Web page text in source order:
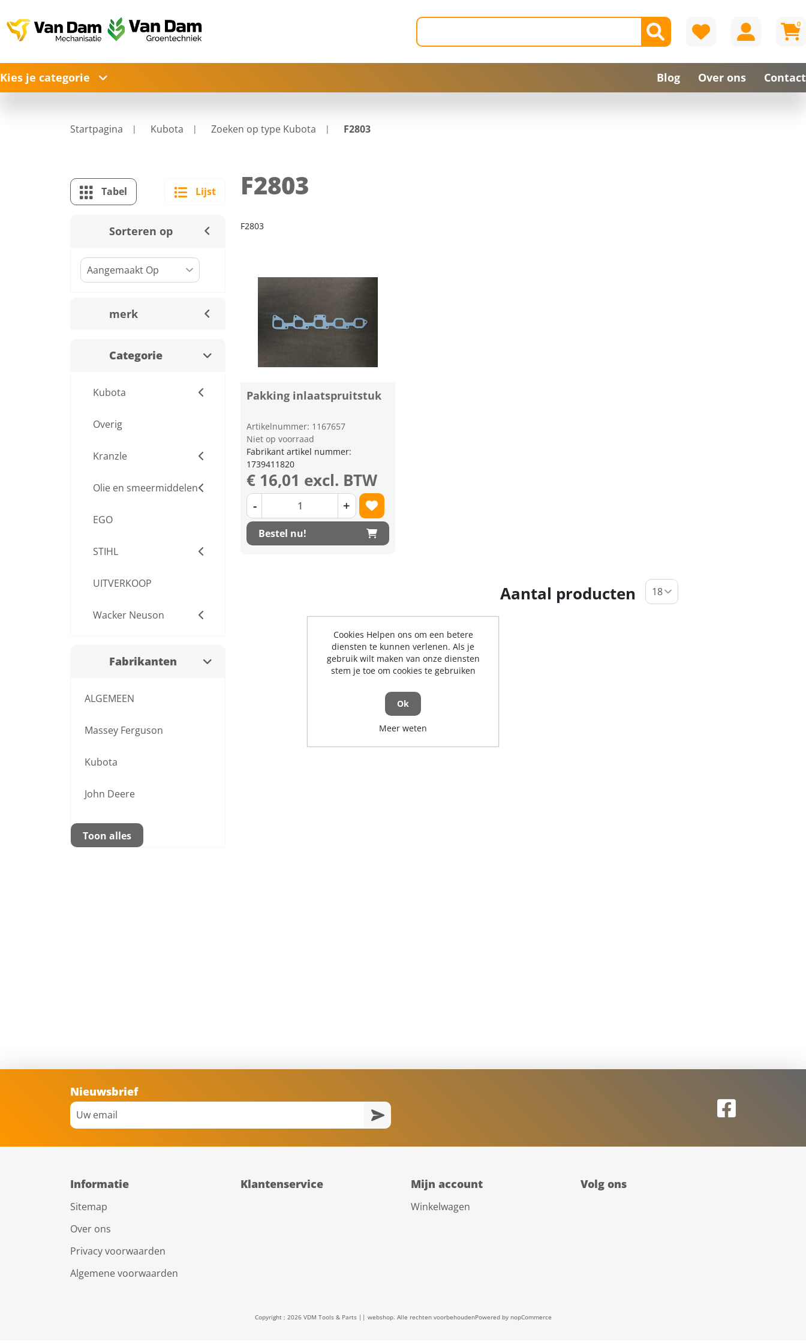
0
Kies je categorie Blog Over ons Contact
Startpagina Kubota Zoeken op type Kubota F2803
Tabel Lijst
Sorteren op
merk
Categorie
Kubota
Overig
Kranzle
Olie en smeermiddelen
EGO
STIHL
UITVERKOOP
Wacker Neuson
Fabrikanten
ALGEMEEN
Massey Ferguson
Kubota
John Deere
Toon alles
F2803
F2803
Pakking inlaatspruitstuk
Artikelnummer: 1167657
Niet op voorraad
Fabrikant artikel nummer:
1739411820
€ 16,01 excl. BTW
- +
Bestel nu!
Aantal producten
Nieuwsbrief
Informatie
Sitemap
Over ons
Privacy voorwaarden
Algemene voorwaarden
Klantenservice Mijn account
Winkelwagen
Volg ons
Copyright ; 2026 VDM Tools & Parts || webshop. Alle rechten voorbehoudenPowered by nopCommerce
Cookies Helpen ons om een betere
diensten te kunnen verlenen. Als je
gebruik wilt maken van onze diensten
stem je toe om cookies te gebruiken
Ok
Meer weten